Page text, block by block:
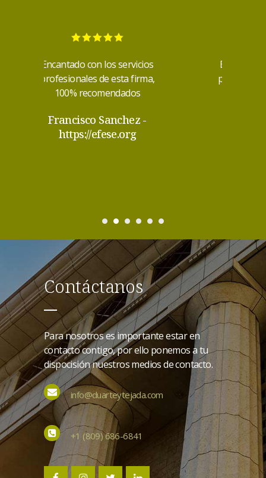
Encantado con los servicios
profesionales de esta firma,
100% recomendados
Francisco Sanchez
https://efese.org
Contáctanos
Para nosotros es importante estar en
contacto contigo, por ello ponemos a tu
dispocisión nuestros medios de contacto.
info@duarteytejada.com
+1 (809) 686-6841